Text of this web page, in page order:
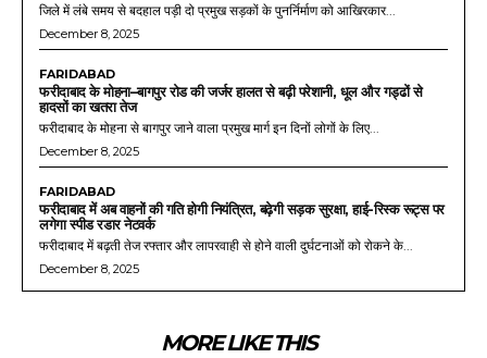
जिले में लंबे समय से बदहाल पड़ी दो प्रमुख सड़कों के पुनर्निर्माण को आखिरकार...
December 8, 2025
FARIDABAD
फरीदाबाद के मोहना–बागपुर रोड की जर्जर हालत से बढ़ी परेशानी, धूल और गड्ढों से
हादसों का खतरा तेज
फरीदाबाद के मोहना से बागपुर जाने वाला प्रमुख मार्ग इन दिनों लोगों के लिए...
December 8, 2025
FARIDABAD
फरीदाबाद में अब वाहनों की गति होगी नियंत्रित, बढ़ेगी सड़क सुरक्षा, हाई-रिस्क रूट्स पर
लगेगा स्पीड रडार नेटवर्क
फरीदाबाद में बढ़ती तेज रफ्तार और लापरवाही से होने वाली दुर्घटनाओं को रोकने के...
December 8, 2025
MORE LIKE THIS